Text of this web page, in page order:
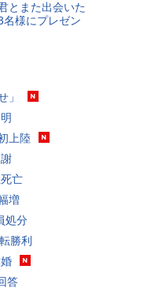
とまた出会いた
名様にプレゼン
」
上陸
亡
増
処分
勝利
答